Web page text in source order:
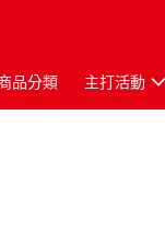
品分類 主打活動